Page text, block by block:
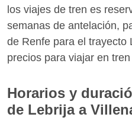
los viajes de tren es
semanas de antelación,
de Renfe para el trayecto
precios para viajar en
Horarios y
de Lebrija a